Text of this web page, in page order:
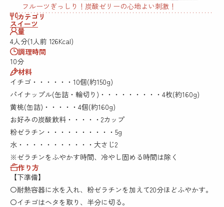
カテゴリ
スイーツ
量
4人分(1人前 126Kcal)
調理時間
10分
材料
イチゴ・・・・・・10個(約150g)
パイナップル(缶詰・輪切り)・・・・・・・・・4枚(約160g)
黄桃(缶詰)・・・・・4個(約160g)
お好みの炭酸飲料・・・・・2カップ
粉ゼラチン・・・・・・・・・・5g
水・・・・・・・・・・・大さじ2
※ゼラチンをふやかす時間、冷やし固める時間は除く
作り方
【下準備】
〇耐熱容器に水を入れ、粉ゼラチンを加えて20分ほどふやかす。
〇イチゴはヘタを取り、半分に切る。
フルーツぎっしり！炭酸ゼリーの心地よい刺激！